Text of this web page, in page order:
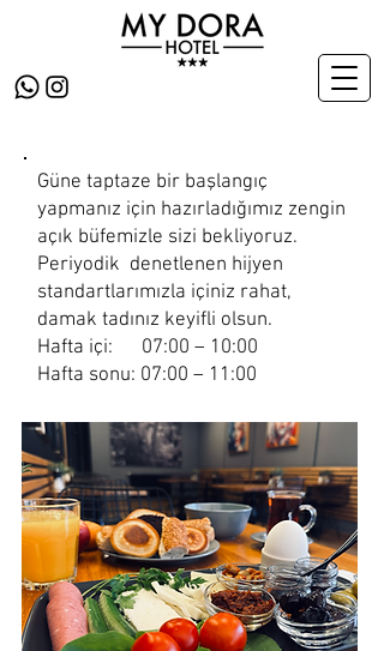
Güne taptaze bir başlangıç
yapmanız için hazırladığımız zengin
açık büfemizle sizi bekliyoruz.
Periyodik denetlenen hijyen
standartlarımızla içiniz rahat,
damak tadınız keyifli olsun.
Hafta içi: 07:00 – 10:00
Hafta sonu: 07:00 – 11:00